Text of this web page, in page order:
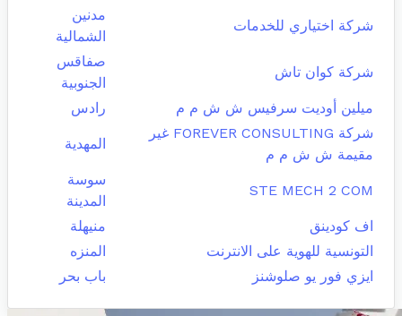
شركة اختياري للخدمات
مدنين
الشمالية
شركة كوان تاش
صفاقس
الجنوبية
ميلين أوديت سرفيس ش ش م م
رادس
شركة FOREVER CONSULTING غير
مقيمة ش ش م م
المهدية
STE MECH 2 COM
سوسة
المدينة
اف كودينق
منيهلة
التونسية للهوية على الانترنت
المنزه
ايزي فور يو صلوشنز
باب بحر